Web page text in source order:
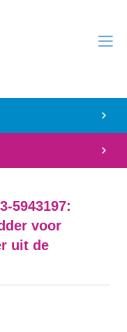
5943197:
voor
uit de